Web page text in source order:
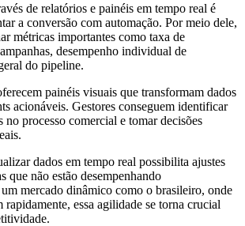
de relatórios e painéis em tempo real é
a conversão com automação. Por meio dele,
métricas importantes como taxa de
desempenho individual de
do pipeline.
painéis visuais que transformam dados
acionáveis. Gestores conseguem identificar
no processo comercial e tomar decisões
dados em tempo real possibilita ajustes
que não estão desempenhando
mercado dinâmico como o brasileiro, onde
rapidamente, essa agilidade se torna crucial